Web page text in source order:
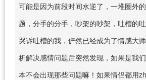
可能是因为前段时间水逆了，一堆圈外
题，分手的分手，吵架的吵架，吐槽的
哭诉吐槽的我，俨然已经成为了情感大
析解决感情问题后突然发现，如果是我
本不会出现那些问题嘛！如果情侣都用